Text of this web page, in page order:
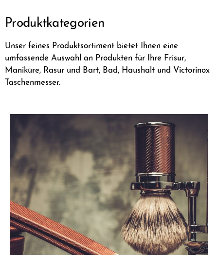
Produktkategorien
Unser feines Produktsortiment bietet Ihnen eine
umfassende Auswahl an Produkten für Ihre Frisur,
Maniküre, Rasur und Bart, Bad, Haushalt und Victorinox
Taschenmesser.